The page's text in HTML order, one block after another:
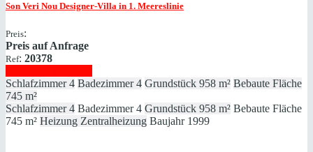
Son Veri Nou Designer-Villa in 1. Meereslinie
Preis:
Preis auf Anfrage
Ref: 20378
Schlafzimmer 4 Badezimmer 4 Grundstück 958 m² Bebaute Fläche
745 m²
Schlafzimmer 4 Badezimmer 4 Grundstück 958 m² Bebaute Fläche
745 m² Heizung Zentralheizung Baujahr 1999